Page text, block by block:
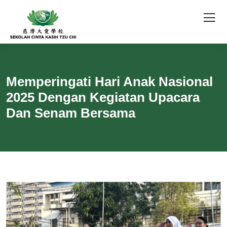
Memperingati Hari Anak Nasional
2025 Dengan Kegiatan Upacara
Dan Senam Bersama